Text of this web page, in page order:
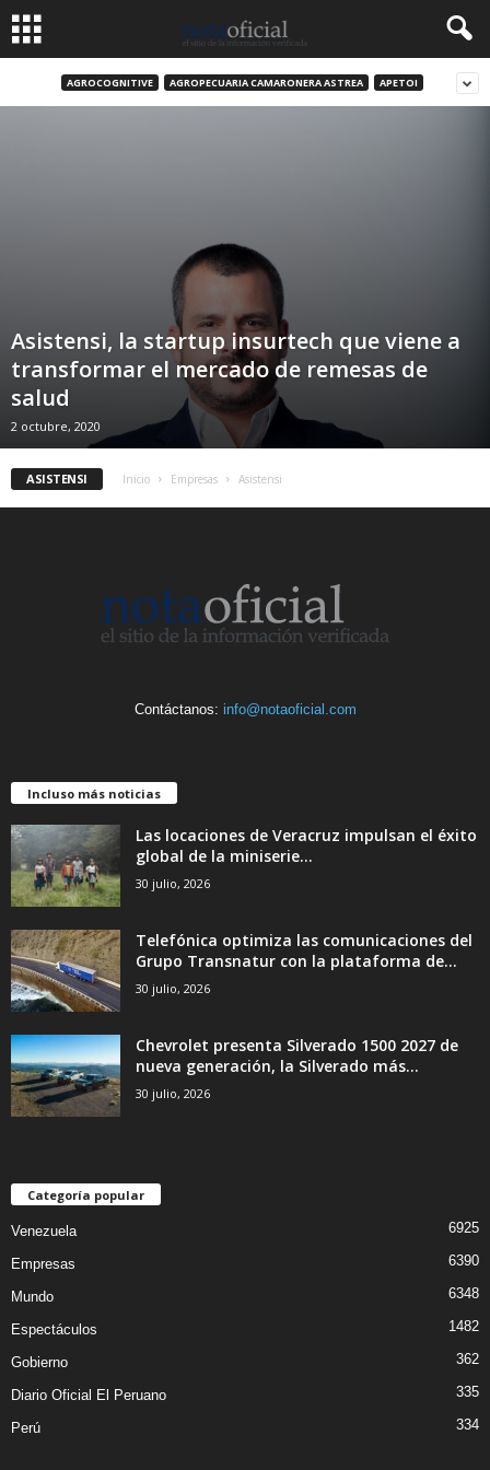
AGROCOGNITIVE AGROPECUARIA CAMARONERA ASTREA APETOI
Asistensi, la startup insurtech que viene a
transformar el mercado de remesas de
salud
2 octubre, 2020
ASISTENSI Inicio Empresas Asistensi
Contáctanos: info@notaoficial.com
Incluso más noticias
Las locaciones de Veracruz impulsan el éxito
global de la miniserie...
30 julio, 2026
Telefónica optimiza las comunicaciones del
Grupo Transnatur con la plataforma de...
30 julio, 2026
Chevrolet presenta Silverado 1500 2027 de
nueva generación, la Silverado más...
30 julio, 2026
Categoría popular
Venezuela 6925
Empresas 6390
Mundo 6348
Espectáculos 1482
Gobierno 362
Diario Oficial El Peruano 335
Perú 334